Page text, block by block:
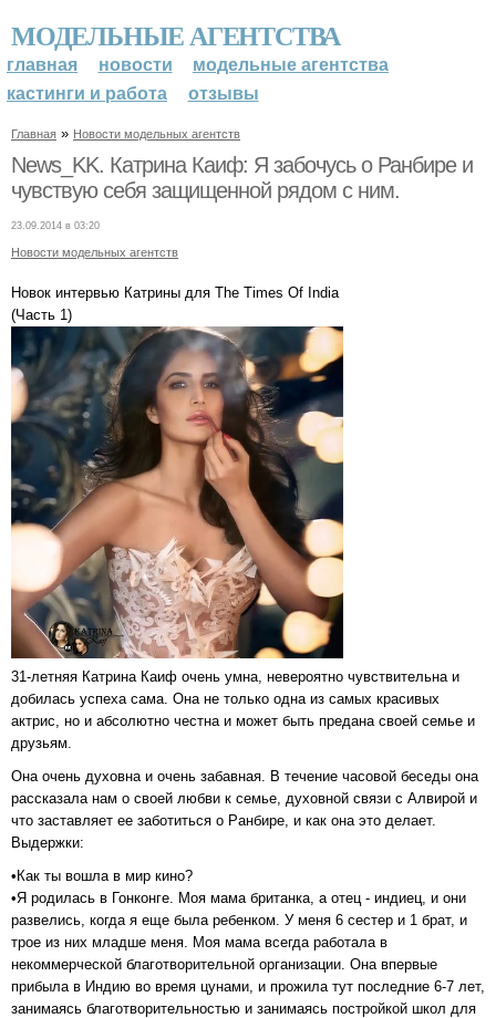
МОДЕЛЬНЫЕ АГЕНТСТВА
главная новости
модельные агентства
кастинги и работа
отзывы
Главная » Новости модельных агентств
News_KK. Катрина Каиф: Я забочусь о Ранбире и
чувствую себя защищенной рядом с ним.
23.09.2014 в 03:20
Новости модельных агентств
Новок интервью Катрины для The Times Of India
(Часть 1)
31-летняя Катрина Каиф очень умна, невероятно чувствительна и
добилась успеха сама. Она не только одна из самых красивых
актрис, но и абсолютно честна и может быть предана своей семье и
друзьям.
Она очень духовна и очень забавная. В течение часовой беседы она
рассказала нам о своей любви к семье, духовной связи с Алвирой и
что заставляет ее заботиться о Ранбире, и как она это делает.
Выдержки:
•Как ты вошла в мир кино?
•Я родилась в Гонконге. Моя мама британка, а отец - индиец, и они
развелись, когда я еще была ребенком. У меня 6 сестер и 1 брат, и
трое из них младше меня. Моя мама всегда работала в
некоммерческой благотворительной организации. Она впервые
прибыла в Индию во время цунами, и прожила тут последние 6-7 лет,
занимаясь благотворительностью и занимаясь постройкой школ для